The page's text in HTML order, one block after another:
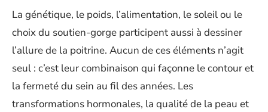
La génétique, le poids, l’alimentation, le soleil ou le
choix du soutien-gorge participent aussi à dessiner
l’allure de la poitrine. Aucun de ces éléments n’agit
seul : c’est leur combinaison qui façonne le contour et
la fermeté du sein au fil des années. Les
transformations hormonales, la qualité de la peau et